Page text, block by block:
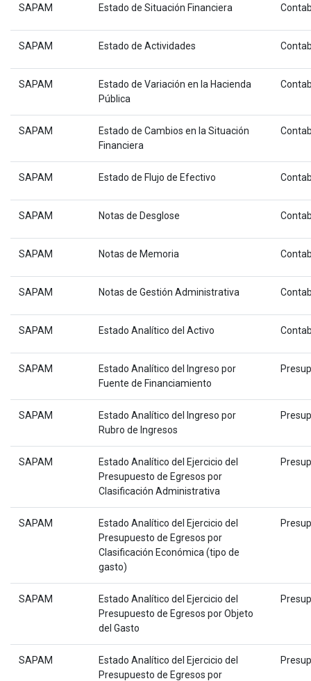
SAPAM Estado de Situación Financiera
SAPAM Estado de Actividades
SAPAM
Estado de Variación en la Hacienda
Pública
SAPAM
Estado de Cambios en la Situación
Financiera
SAPAM Estado de Flujo de Efectivo
SAPAM Notas de Desglose
SAPAM Notas de Memoria
SAPAM Notas de Gestión Administrativa
SAPAM Estado Analítico del Activo
SAPAM
Estado Analítico del Ingreso por
Fuente de Financiamiento
SAPAM
Estado Analítico del Ingreso por
Rubro de Ingresos
SAPAM
Estado Analítico del Ejercicio del
Presupuesto de Egresos por
Clasificación Administrativa
SAPAM
Estado Analítico del Ejercicio del
Presupuesto de Egresos por
Clasificación Económica (tipo de
gasto)
SAPAM
Estado Analítico del Ejercicio del
Presupuesto de Egresos por Objeto
del Gasto
SAPAM
Estado Analítico del Ejercicio del
Presupuesto de Egresos por